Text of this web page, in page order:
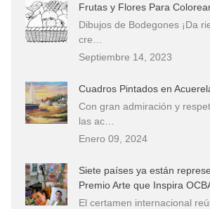
Frutas y Flores Para
Dibujos de Bodegones ¡Da
cre…
Septiembre 14, 2023
Cuadros Pintados en
Con gran admiración y
las ac…
Enero 09, 2024
Siete países ya están
Premio Arte que Inspira
El certamen internacional